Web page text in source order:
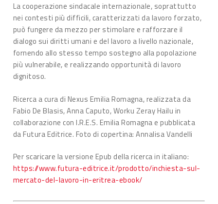
La cooperazione sindacale internazionale, soprattutto
nei contesti più difficili, caratterizzati da lavoro forzato,
può fungere da mezzo per stimolare e rafforzare il
dialogo sui diritti umani e del lavoro a livello nazionale,
fornendo allo stesso tempo sostegno alla popolazione
più vulnerabile, e realizzando opportunità di lavoro
dignitoso.
Ricerca a cura di Nexus Emilia Romagna, realizzata da
Fabio De Blasis, Anna Caputo, Worku Zeray Hailu in
collaborazione con I.R.E.S. Emilia Romagna e pubblicata
da Futura Editrice. Foto di copertina: Annalisa Vandelli
Per scaricare la versione Epub della ricerca in italiano:
https://www.futura-editrice.it/prodotto/inchiesta-sul-
mercato-del-lavoro-in-eritrea-ebook/